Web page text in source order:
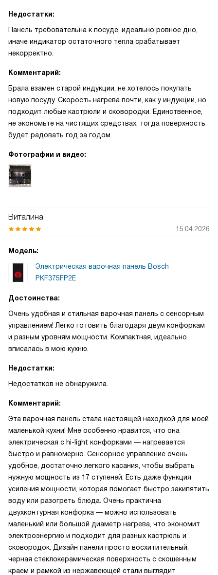
Недостатки:
Панель требовательна к посуде, идеально ровное дно,
иначе индикатор остаточного тепла срабатывает
некорректно.
Комментарий:
Брала взамен старой индукции, не хотелось покупать
новую посуду. Скорость нагрева почти, как у индукции, но
подходит любые кастрюли и сковородки. Единственное,
не экономьте на чистящих средствах, тогда поверхность
будет радовать год за годом.
Фотографии и видео:
Виталина
15.04.2026
Модель:
Электрическая варочная панель Bosch
PKF375FP2E
Достоинства:
Очень удобная и стильная варочная панель с сенсорным
управлением! Легко готовить благодаря двум конфоркам
и разным уровням мощности. Компактная, идеально
вписалась в мою кухню.
Недостатки:
Недостатков не обнаружила.
Комментарий:
Эта варочная панель стала настоящей находкой для моей
маленькой кухни! Мне особенно нравится, что она
электрическая с hi-light конфорками — нагревается
быстро и равномерно. Сенсорное управление очень
удобное, достаточно легкого касания, чтобы выбрать
нужную мощность из 17 ступеней. Есть даже функция
усиления мощности, которая помогает быстро закипятить
воду или разогреть блюда. Очень практична
двухконтурная конфорка — можно использовать
маленький или большой диаметр нагрева, что экономит
электроэнергию и подходит для разных кастрюль и
сковородок. Дизайн панели просто восхитительный:
черная стеклокерамическая поверхность с скошенным
краем и рамкой из нержавеющей стали выглядит